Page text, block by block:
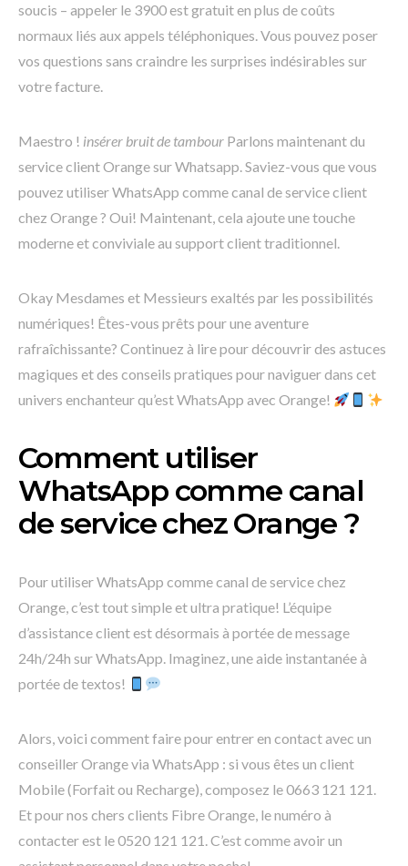
soucis – appeler le 3900 est gratuit en plus de coûts
normaux liés aux appels téléphoniques. Vous pouvez poser
vos questions sans craindre les surprises indésirables sur
votre facture.
Maestro ! insérer bruit de tambour Parlons maintenant du
service client Orange sur Whatsapp. Saviez-vous que vous
pouvez utiliser WhatsApp comme canal de service client
chez Orange ? Oui! Maintenant, cela ajoute une touche
moderne et conviviale au support client traditionnel.
Okay Mesdames et Messieurs exaltés par les possibilités
numériques! Êtes-vous prêts pour une aventure
rafraîchissante? Continuez à lire pour découvrir des astuces
magiques et des conseils pratiques pour naviguer dans cet
univers enchanteur qu’est WhatsApp avec Orange!
Comment utiliser
WhatsApp comme canal
de service chez Orange ?
Pour utiliser WhatsApp comme canal de service chez
Orange, c’est tout simple et ultra pratique! L’équipe
d’assistance client est désormais à portée de message
24h/24h sur WhatsApp. Imaginez, une aide instantanée à
portée de textos!
Alors, voici comment faire pour entrer en contact avec un
conseiller Orange via WhatsApp : si vous êtes un client
Mobile (Forfait ou Recharge), composez le 0663 121 121.
Et pour nos chers clients Fibre Orange, le numéro à
contacter est le 0520 121 121. C’est comme avoir un